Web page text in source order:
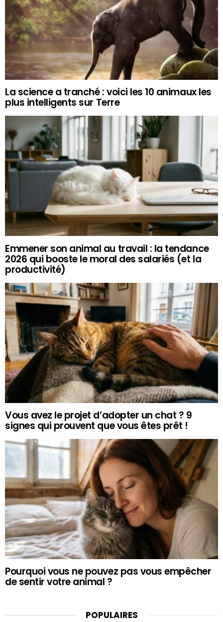
La science a tranché : voici les 10 animaux les
plus intelligents sur Terre
Emmener son animal au travail : la tendance
2026 qui booste le moral des salariés (et la
productivité)
Vous avez le projet d’adopter un chat ? 9
signes qui prouvent que vous êtes prêt !
Pourquoi vous ne pouvez pas vous empêcher
de sentir votre animal ?
POPULAIRES